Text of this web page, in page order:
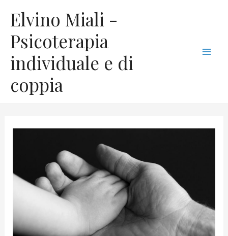
contenuto
Elvino Miali -
Psicoterapia
individuale e di
coppia
a
t
e
g
o
r